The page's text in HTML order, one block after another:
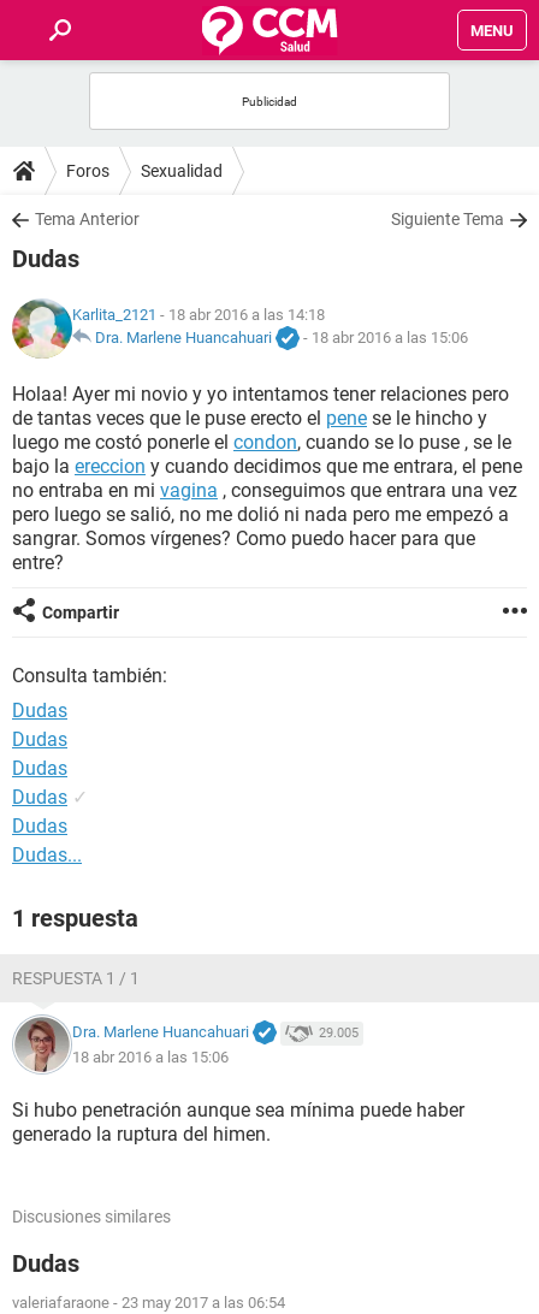
MENU
FOROS
SALUD
NUTRICIÓN
BIENESTAR
SEXUALIDAD
GLOSARIO
Foros Sexualidad
Tema Anterior Siguiente Tema
Dudas
Karlita_2121 - 18 abr 2016 a las 14:18
Dra. Marlene Huancahuari
- 18 abr 2016 a las 15:06
Holaa! Ayer mi novio y yo intentamos tener relaciones pero
de tantas veces que le puse erecto el pene se le hincho y
luego me costó ponerle el condon, cuando se lo puse , se le
bajo la ereccion y cuando decidimos que me entrara, el pene
no entraba en mi vagina , conseguimos que entrara una vez
pero luego se salió, no me dolió ni nada pero me empezó a
sangrar. Somos vírgenes? Como puedo hacer para que
entre?
Compartir
Consulta también:
Dudas
Dudas
Dudas
Dudas ✓
Dudas
Dudas...
1 respuesta
RESPUESTA 1 / 1
Dra. Marlene Huancahuari 29.005
18 abr 2016 a las 15:06
Si hubo penetración aunque sea mínima puede haber
generado la ruptura del himen.
Discusiones similares
Dudas
valeriafaraone - 23 may 2017 a las 06:54